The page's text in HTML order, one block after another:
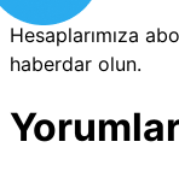
Hesaplarımıza
haberdar olun.